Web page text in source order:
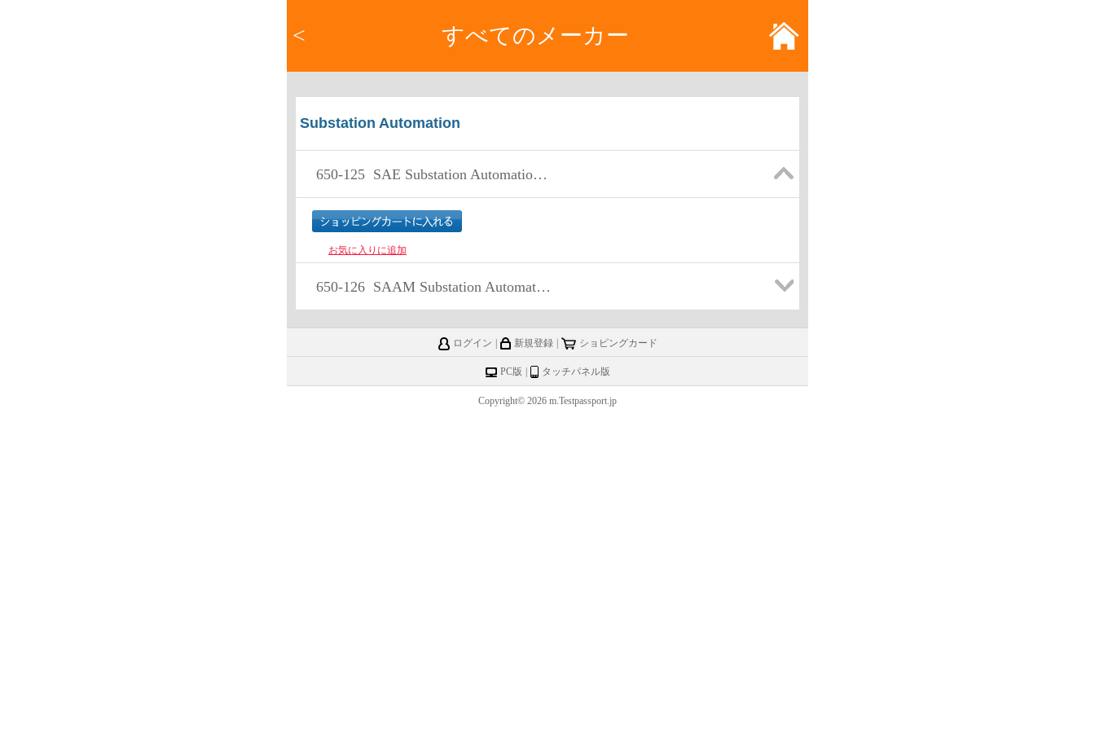
< すべてのメーカー
Substation Automation
650-125 SAE Substation Automation for Engineers
お気に入りに追加
650-126 SAAM Substation Automation for Account Managers
ログイン 新規登録 ショピングカード
PC版 タッチパネル版
Copyright© 2026 m.Testpassport.jp